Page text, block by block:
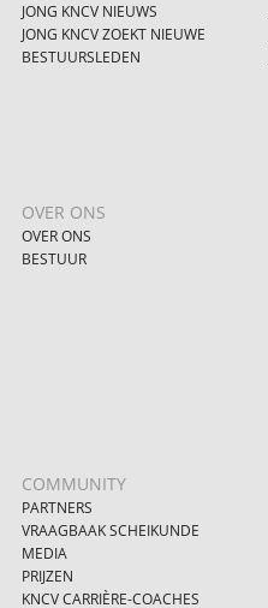
JONG KNCV NIEUWS
JONG KNCV ZOEKT NIEUWE
BESTUURSLEDEN
OVER ONS
OVER ONS
BESTUUR
COMMUNITY
PARTNERS
VRAAGBAAK SCHEIKUNDE
MEDIA
PRIJZEN
KNCV CARRIÈRE-COACHES